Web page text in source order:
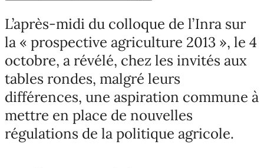
L’après-midi du colloque de l’Inra sur
la « prospective agriculture 2013 », le 4
octobre, a révélé, chez les invités aux
tables rondes, malgré leurs
différences, une aspiration commune à
mettre en place de nouvelles
régulations de la politique agricole.